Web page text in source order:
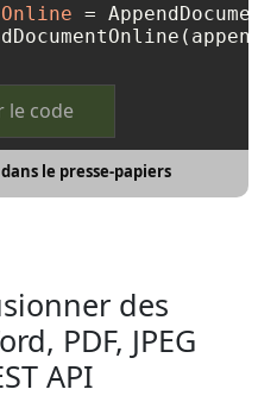
=
le code
le presse-papiers
des
PDF, JPEG
API